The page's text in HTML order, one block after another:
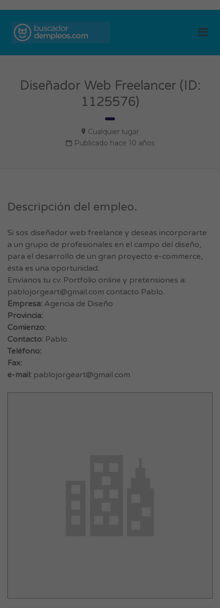
Diseñador Web Freelancer (ID:
1125576)
Cualquier lugar
Publicado hace 10 años
Descripción del empleo.
Si sos diseñador web freelance y deseas incorporarte
a un grupo de profesionales en el campo del diseño,
para el desarrollo de un gran proyecto e-commerce,
ésta es una oportunidad.
Envíanos tu cv. Portfolio online y pretensiones a:
pablojorgeart@gmail.com contacto Pablo.
Empresa: Agencia de Diseño
Provincia:
Comienzo:
Contacto: Pablo
Teléfono:
Fax:
e-mail: pablojorgeart@gmail.com